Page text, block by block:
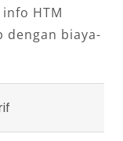
HTM
dengan biaya-